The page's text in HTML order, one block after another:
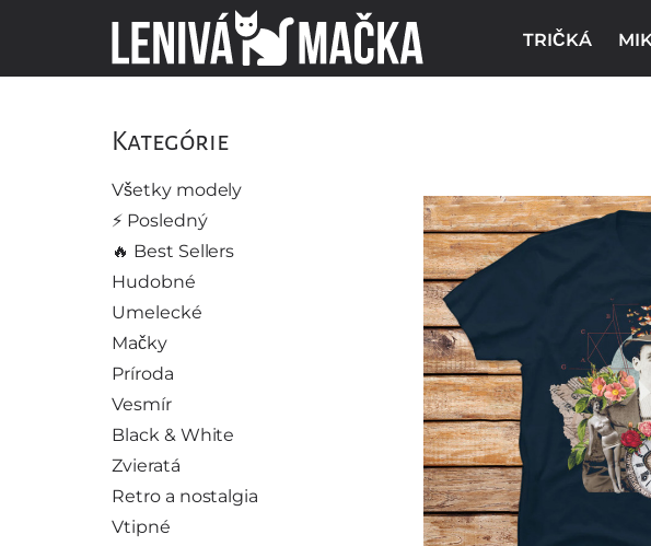
TRIČKÁ
Kategórie
Všetky modely
⚡️ Posledný
🔥 Best Sellers
Hudobné
Umelecké
Mačky
Príroda
Vesmír
Black & White
Zvieratá
Retro a nostalgia
Vtipné